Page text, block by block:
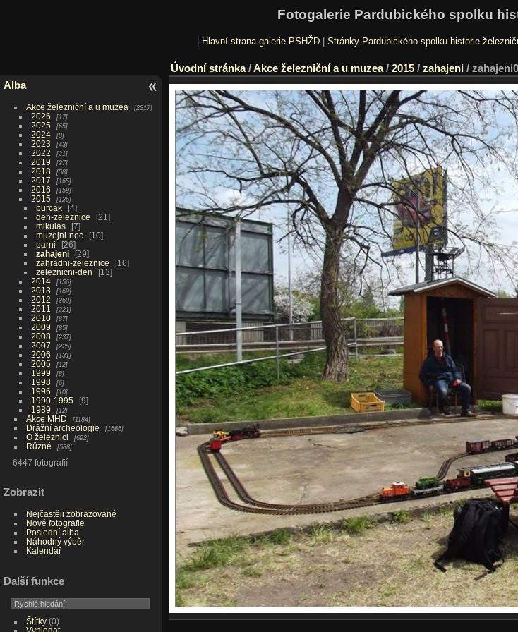
Fotogalerie Pardubického spolku
Hlavní strana galerie PSHŽD| Stránky Pardubického spolku historie
Alba
Akce železniční a u muzea 2317
2026 17
2025 65
2024 8
2023 43
2022 21
2019 27
2018 58
2017 165
2016 159
2015 126
burcak
4
den-zeleznice
21
mikulas
7
muzejni-noc
10
parni
26
zahajeni
29
zahradni-zeleznice
16
zeleznicni-den
13
2014
156
2013 169
2012 260
2011 221
2010 87
2009 85
2008 237
2007 225
2006 131
2005 12
1999 8
1998 6
1996 10
1990-1995
9
1989
12
Akce MHD 1184
Drážní archeologie 1666
O železnici 692
Různé 588
6447 fotografií
Zobrazit
Nejčastěji zobrazované
Nové fotografie
Poslední alba
Náhodný výběr
Kalendář
Další funkce
Štítky(0)
Úvodní stránka/Akce železniční a u muzea/ 2015 / zahajeni /